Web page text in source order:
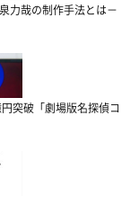
力哉の制作手法とは－
突破「劇場版名探偵コ